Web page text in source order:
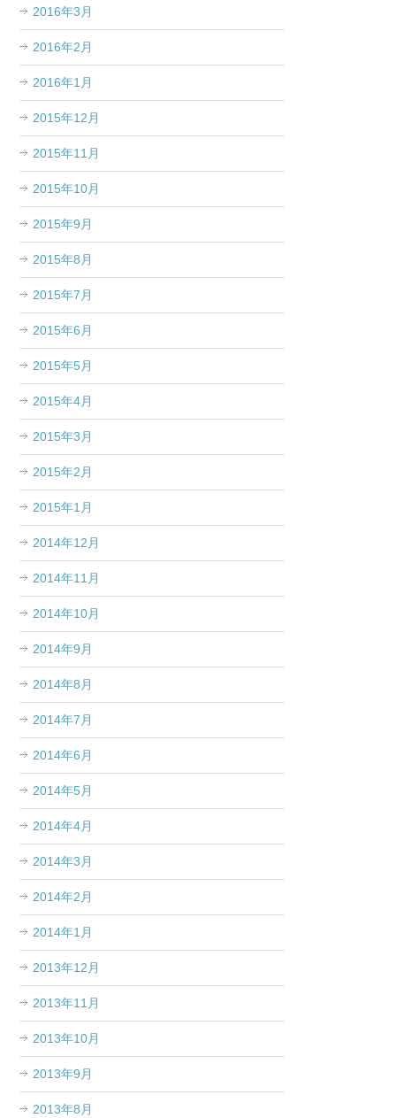
2016年3月
2016年2月
2016年1月
2015年12月
2015年11月
2015年10月
2015年9月
2015年8月
2015年7月
2015年6月
2015年5月
2015年4月
2015年3月
2015年2月
2015年1月
2014年12月
2014年11月
2014年10月
2014年9月
2014年8月
2014年7月
2014年6月
2014年5月
2014年4月
2014年3月
2014年2月
2014年1月
2013年12月
2013年11月
2013年10月
2013年9月
2013年8月